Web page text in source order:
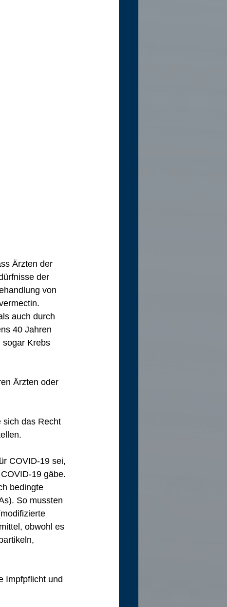
Ärzten der
der
von
auch durch
40 Jahren
sogar Krebs
Ärzten oder
sich das Recht
COVID-19 sei,
19 gäbe.
bedingte
So mussten
obwohl es
Impfpflicht und